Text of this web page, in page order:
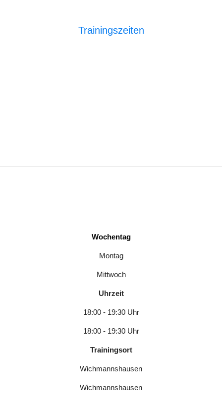
Trainingszeiten
Wochentag
Montag
Mittwoch
Uhrzeit
18:00 - 19:30 Uhr
18:00 - 19:30 Uhr
Trainingsort
Wichmannshausen
Wichmannshausen